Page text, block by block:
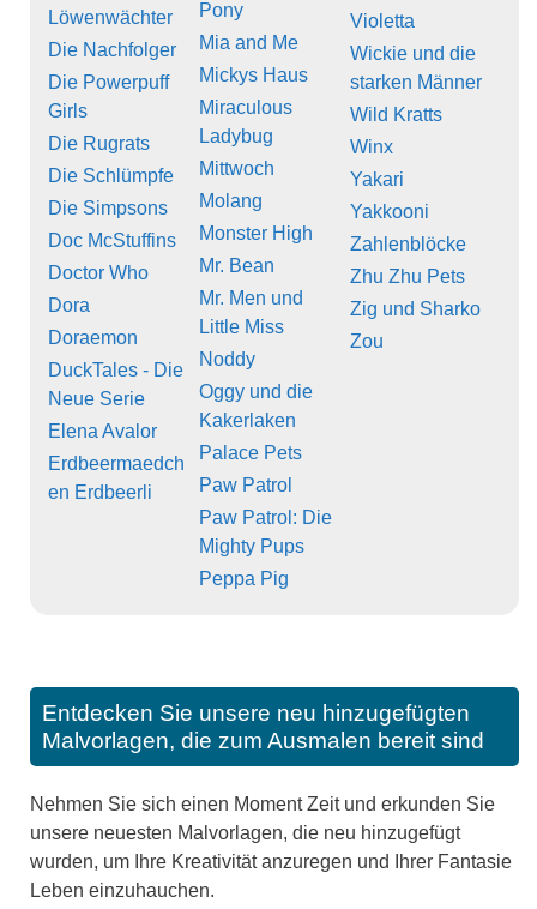
Löwenwächter
Die Nachfolger
Die Powerpuff
Girls
Die Rugrats
Die Schlümpfe
Die Simpsons
Doc McStuffins
Doctor Who
Dora
Doraemon
DuckTales - Die
Neue Serie
Elena Avalor
Erdbeermaedch
en Erdbeerli
Pony
Mia and Me
Mickys Haus
Miraculous
Ladybug
Mittwoch
Molang
Monster High
Mr. Bean
Mr. Men und
Little Miss
Noddy
Oggy und die
Kakerlaken
Palace Pets
Paw Patrol
Paw Patrol: Die
Mighty Pups
Peppa Pig
Violetta
Wickie und die
starken Männer
Wild Kratts
Winx
Yakari
Yakkooni
Zahlenblöcke
Zhu Zhu Pets
Zig und Sharko
Zou
Entdecken Sie unsere neu hinzugefügten
Malvorlagen, die zum Ausmalen bereit sind
Nehmen Sie sich einen Moment Zeit und erkunden Sie
unsere neuesten Malvorlagen, die neu hinzugefügt
wurden, um Ihre Kreativität anzuregen und Ihrer Fantasie
Leben einzuhauchen.